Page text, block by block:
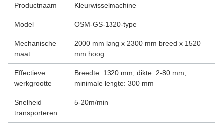
Productnaam Kleurwisselmachine
Model OSM-GS-1320-type
Mechanische
maat
2000 mm lang x 2300 mm breed x 1520
mm hoog
Effectieve
werkgrootte
Breedte: 1320 mm, dikte: 2-80 mm,
minimale lengte: 300 mm
Snelheid
transporteren
5-20m/min